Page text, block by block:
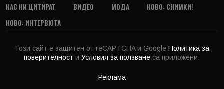
НАС НИ ЦИТИРАТ
ВИДЕО МОДА
НОВО: СНИМКИ!
НОВО: ИНТЕРВЮТА
Този сайт е защитен от reCAPTCHA и Google Политика за
поверителност и Условия за ползване са приложени.
Реклама